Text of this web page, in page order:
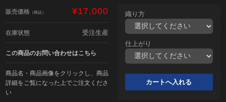
販売価格 （税込） ¥17,000
在庫状態 受注生産
この商品のお問い合わせはこちら
商品名・商品画像をクリックし、商品
詳細をご覧になった上でご注文くださ
い
織り方
仕上がり